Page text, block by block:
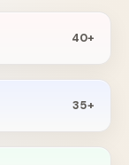
40+
35+